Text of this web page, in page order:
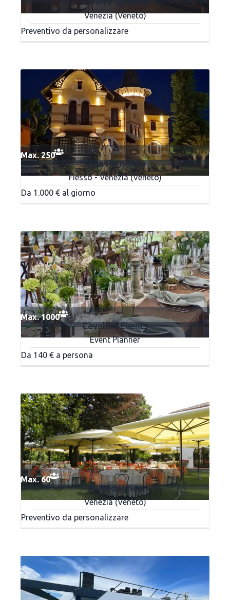
Venezia (Veneto)
Preventivo da personalizzare
Max. 250
Villa Fernanda
Fiesso - Venezia (Veneto)
Da 1.000 € al giorno
Max. 1000
Cavallini Events
Event Planner
Da 140 € a persona
Max. 60
Mulinoantico
Venezia (Veneto)
Preventivo da personalizzare